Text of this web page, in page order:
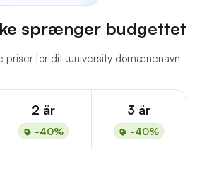
sprænger budgettet
priser for dit .university domænenavn
2 år
-40%
3 år
-40%